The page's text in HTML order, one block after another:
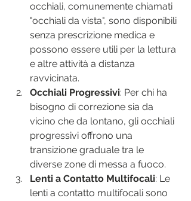
occhiali, comunemente chiamati
"occhiali da vista", sono disponibili
senza prescrizione medica e
possono essere utili per la lettura
e altre attività a distanza
ravvicinata.
Occhiali Progressivi: Per chi ha
bisogno di correzione sia da
vicino che da lontano, gli occhiali
progressivi offrono una
transizione graduale tra le
diverse zone di messa a fuoco.
Lenti a Contatto Multifocali: Le
lenti a contatto multifocali sono